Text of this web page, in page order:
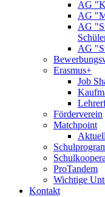
AG
AG
AG
AG
Erasmus+
Job
Förderverein
Matchpoint
ProTandem
Wichtige
Kontakt